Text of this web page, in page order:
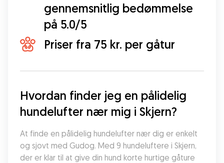
gennemsnitlig bedømmelse
på 5.0/5
Priser fra 75 kr. per gåtur
Hvordan finder jeg en pålidelig
hundelufter nær mig i Skjern?
At finde en pålidelig hundelufter nær dig er enkelt
og sjovt med Gudog. Med 9 hundeluftere i Skjern,
der er klar til at give din hund korte hurtige gåture